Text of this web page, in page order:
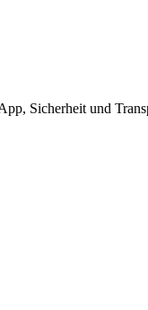
Sicherheit und